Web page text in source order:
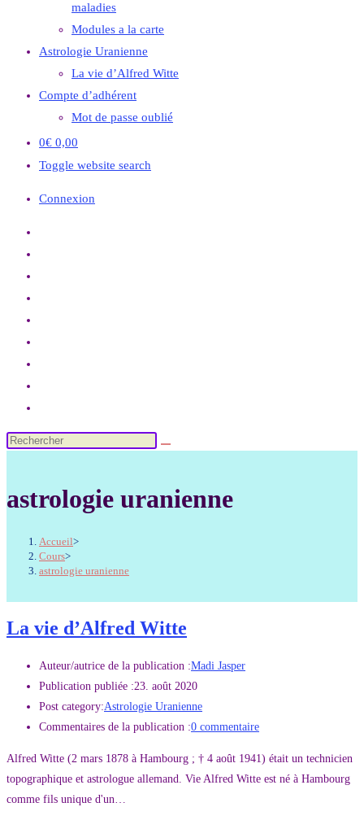
maladies
Modules a la carte
Astrologie Uranienne
La vie d’Alfred Witte
Compte d’adhérent
Mot de passe oublié
0€ 0,00
Toggle website search
Connexion
astrologie uranienne
Accueil>
Cours>
astrologie uranienne
La vie d’Alfred Witte
Auteur/autrice de la publication :Madi Jasper
Publication publiée :23. août 2020
Post category:Astrologie Uranienne
Commentaires de la publication :0 commentaire
Alfred Witte (2 mars 1878 à Hambourg ; † 4 août 1941) était un technicien
topographique et astrologue allemand. Vie Alfred Witte est né à Hambourg
comme fils unique d'un…